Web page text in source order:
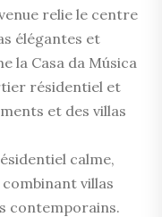
relie le centre
élégantes et
la Casa da Música
résidentiel et
et des villas
calme,
villas
contemporains.